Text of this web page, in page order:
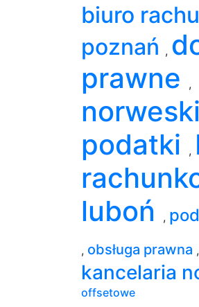
biuro
poznań ,
prawne
,
podatki
,
luboń
,
, obsługa prawna ,
kancelaria
offsetowe